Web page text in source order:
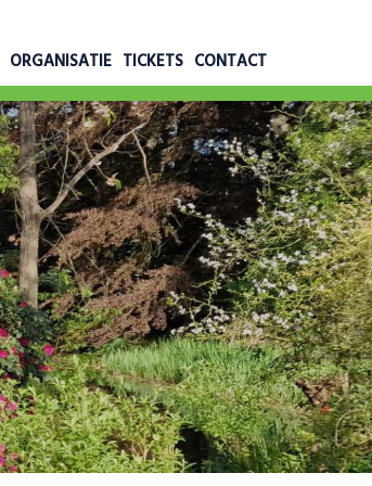
ORGANISATIE TICKETS CONTACT